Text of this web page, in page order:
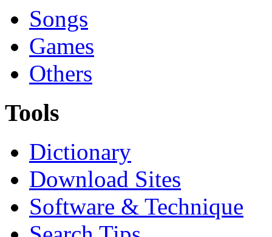
Songs
Games
Others
Tools
Dictionary
Download Sites
Software & Technique